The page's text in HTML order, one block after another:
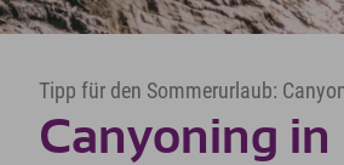
Tipp für den Sommerurlaub:
Canyoning in